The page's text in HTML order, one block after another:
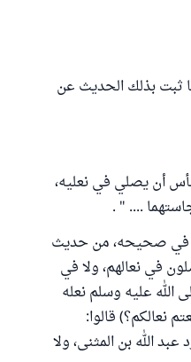
ثبت بذلك الحديث عن
أن يصلي في نعليه،
.... " .
في صحيحه، من حديث
في نعالهم، ولا في
الله عليه وسلم نعله
نعالكم؟) قالوا:
الله بن المثنى، ولا